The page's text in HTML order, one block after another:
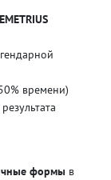
времени)
формы в